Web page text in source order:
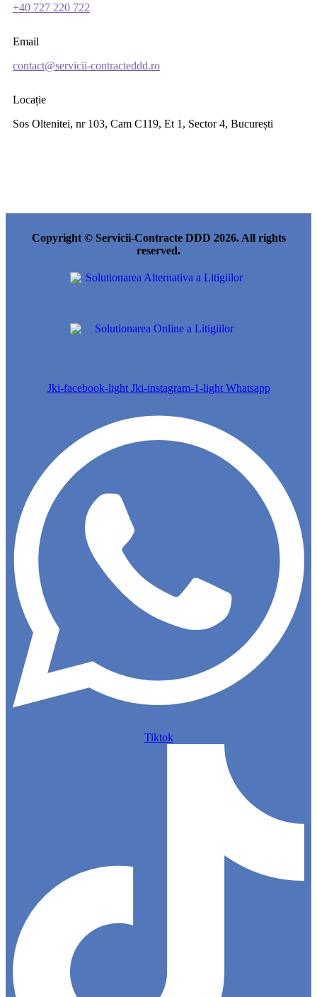
+40 727 220 722
Email
contact@servicii-contracteddd.ro
Locație
Sos Oltenitei, nr 103, Cam C119, Et 1, Sector 4, București
Copyright © Servicii-Contracte DDD 2026. All rights
reserved.
Jki-facebook-light Jki-instagram-1-light Whatsapp
Tiktok